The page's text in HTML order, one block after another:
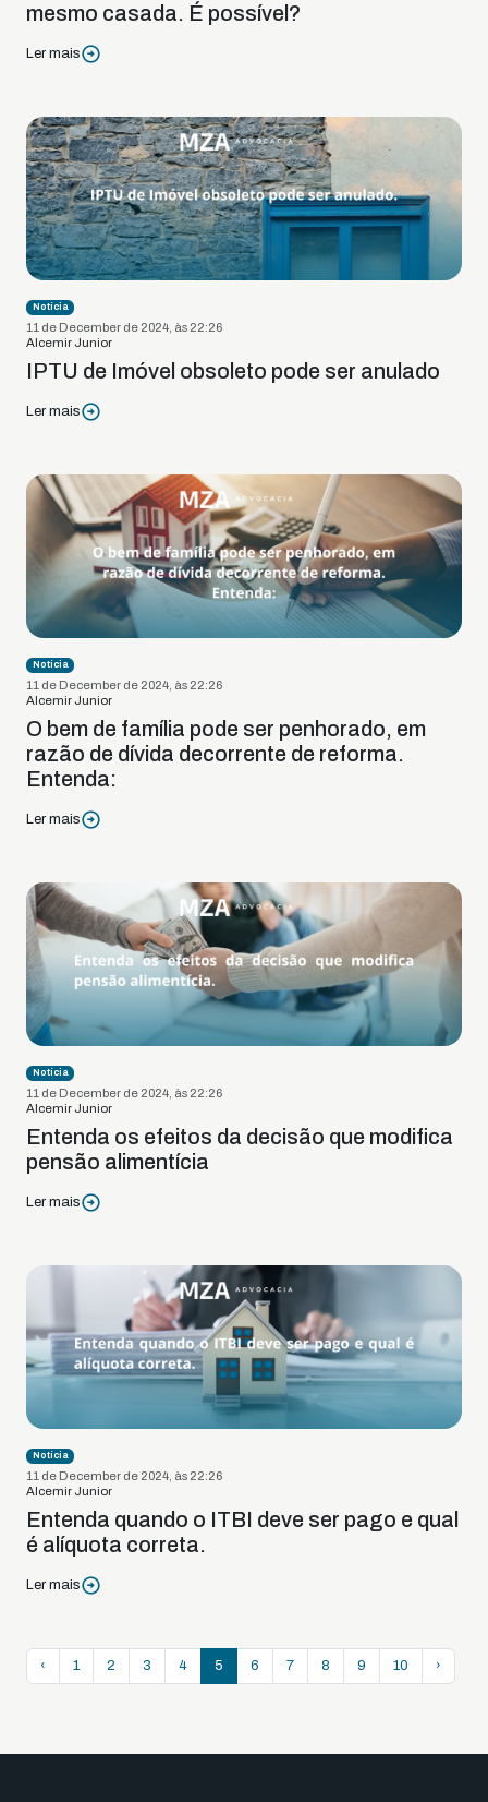
mesmo casada. É possível?
Ler mais
Notícia
11 de December de 2024, às 22:26
Alcemir Junior
IPTU de Imóvel obsoleto pode ser anulado
Ler mais
Notícia
11 de December de 2024, às 22:26
Alcemir Junior
O bem de família pode ser penhorado, em
razão de dívida decorrente de reforma.
Entenda:
Ler mais
Notícia
11 de December de 2024, às 22:26
Alcemir Junior
Entenda os efeitos da decisão que modifica
pensão alimentícia
Ler mais
Notícia
11 de December de 2024, às 22:26
Alcemir Junior
Entenda quando o ITBI deve ser pago e qual
é alíquota correta.
Ler mais
‹ 1 2 3 4 5 6 7 8 9 10 ›